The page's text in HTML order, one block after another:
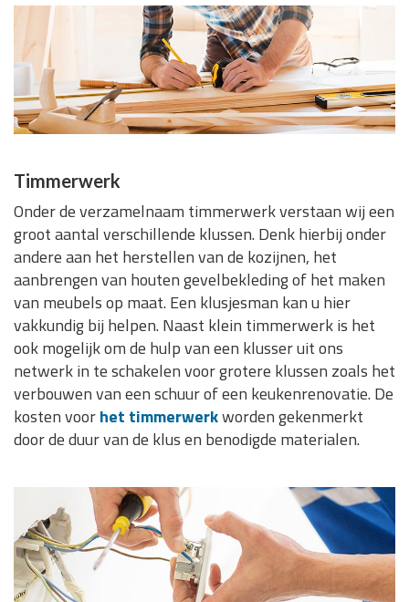
Timmerwerk
Onder de verzamelnaam timmerwerk verstaan wij een
groot aantal verschillende klussen. Denk hierbij onder
andere aan het herstellen van de kozijnen, het
aanbrengen van houten gevelbekleding of het maken
van meubels op maat. Een klusjesman kan u hier
vakkundig bij helpen. Naast klein timmerwerk is het
ook mogelijk om de hulp van een klusser uit ons
netwerk in te schakelen voor grotere klussen zoals het
verbouwen van een schuur of een keukenrenovatie. De
kosten voorhet timmerwerkworden gekenmerkt
door de duur van de klus en benodigde materialen.